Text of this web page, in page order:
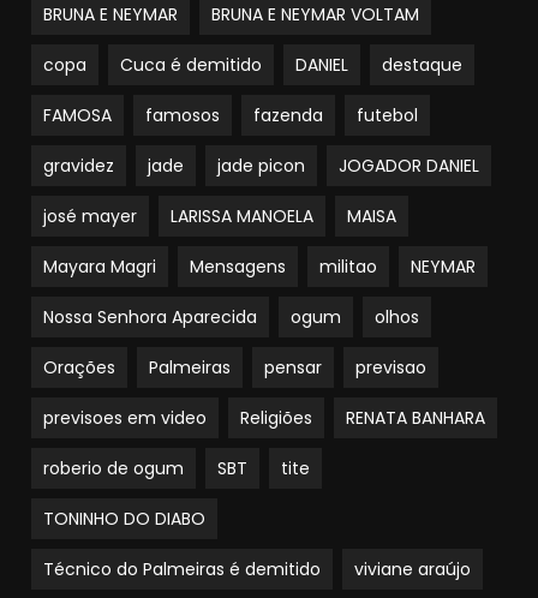
BRUNA E NEYMAR BRUNA E NEYMAR VOLTAM
copa Cuca é demitido DANIEL destaque
FAMOSA famosos fazenda futebol
gravidez jade jade picon JOGADOR DANIEL
josé mayer LARISSA MANOELA MAISA
Mayara Magri Mensagens militao NEYMAR
Nossa Senhora Aparecida ogum olhos
Orações Palmeiras pensar previsao
previsoes em video Religiões RENATA BANHARA
roberio de ogum SBT tite
TONINHO DO DIABO
Técnico do Palmeiras é demitido viviane araújo